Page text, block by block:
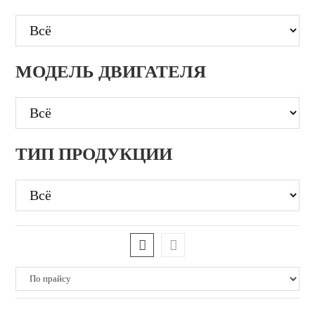
МОДЕЛЬ ДВИГАТЕЛЯ
ТИП ПРОДУКЦИИ